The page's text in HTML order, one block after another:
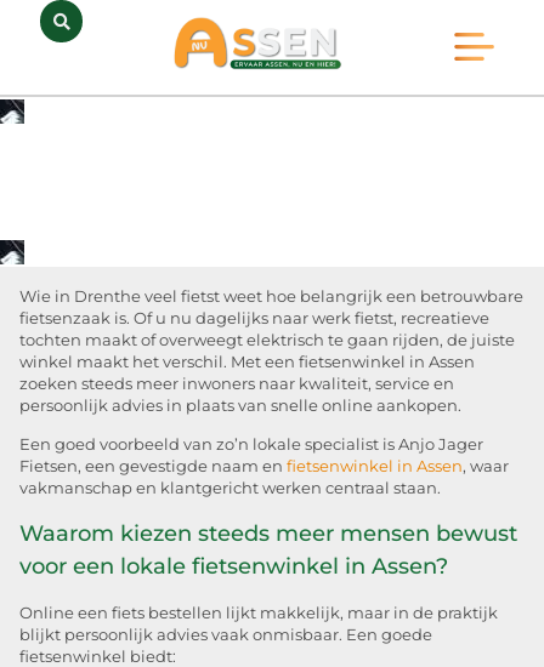
Wie in Drenthe veel fietst weet hoe belangrijk een betrouwbare
fietsenzaak is. Of u nu dagelijks naar werk fietst, recreatieve
tochten maakt of overweegt elektrisch te gaan rijden, de juiste
winkel maakt het verschil. Met een fietsenwinkel in Assen
zoeken steeds meer inwoners naar kwaliteit, service en
persoonlijk advies in plaats van snelle online aankopen.
Een goed voorbeeld van zo’n lokale specialist is Anjo Jager
Fietsen, een gevestigde naam en fietsenwinkel in Assen, waar
vakmanschap en klantgericht werken centraal staan.
Waarom kiezen steeds meer mensen bewust
voor een lokale fietsenwinkel in Assen?
Online een fiets bestellen lijkt makkelijk, maar in de praktijk
blijkt persoonlijk advies vaak onmisbaar. Een goede
fietsenwinkel biedt: